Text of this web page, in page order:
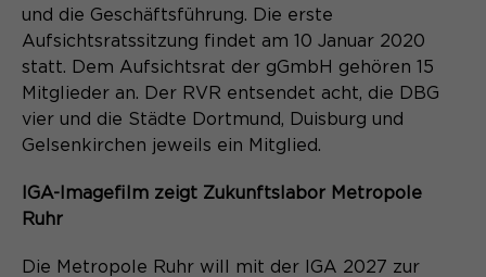
und die Geschäftsführung. Die erste
Aufsichtsratssitzung findet am 10 Januar 2020
statt. Dem Aufsichtsrat der gGmbH gehören 15
Mitglieder an. Der RVR entsendet acht, die DBG
vier und die Städte Dortmund, Duisburg und
Gelsenkirchen jeweils ein Mitglied.
IGA-Imagefilm zeigt Zukunftslabor Metropole
Ruhr
Die Metropole Ruhr will mit der IGA 2027 zur